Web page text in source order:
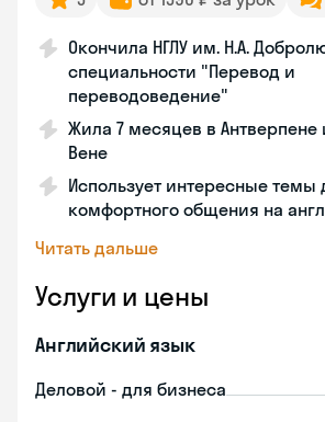
Окончила НГЛУ им. Н.А.
специальности "Перевод и
переводоведение"
Жила 7 месяцев в Антверпене
Вене
Использует интересные темы
комфортного общения на
Читать дальше
Услуги и цены
Английский язык
Деловой - для бизнеса